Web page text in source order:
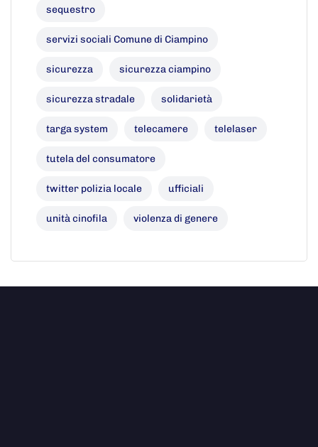
sequestro
servizi sociali Comune di Ciampino
sicurezza sicurezza ciampino
sicurezza stradale solidarietà
targa system telecamere telelaser
tutela del consumatore
twitter polizia locale ufficiali
unità cinofila violenza di genere